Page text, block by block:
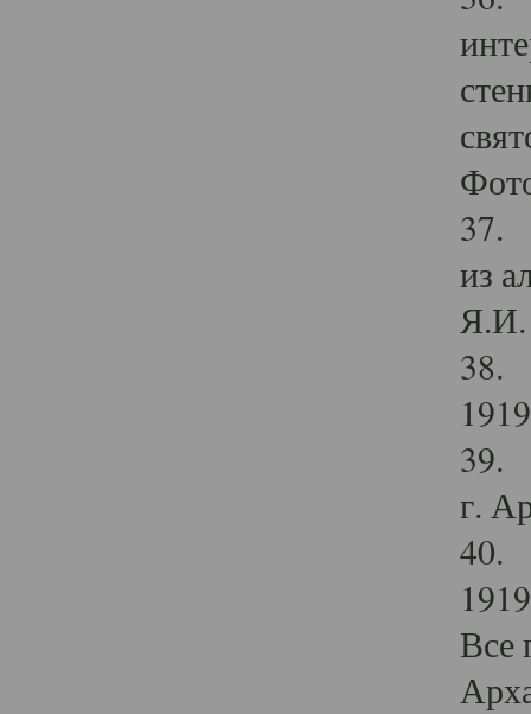
37.
из
Я.И.
38.
39.
г.
40.
Все